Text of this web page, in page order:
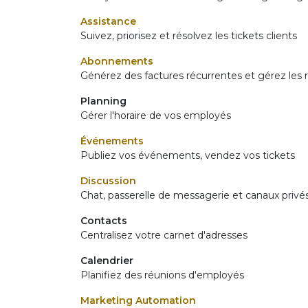
Assistance
Suivez, priorisez et résolvez les tickets clients
Abonnements
Générez des factures récurrentes et gérez les
Planning
Gérer l'horaire de vos employés
Événements
Publiez vos événements, vendez vos tickets
Discussion
Chat, passerelle de messagerie et canaux
Contacts
Centralisez votre carnet d'adresses
Calendrier
Planifiez des réunions d'employés
Marketing Automation